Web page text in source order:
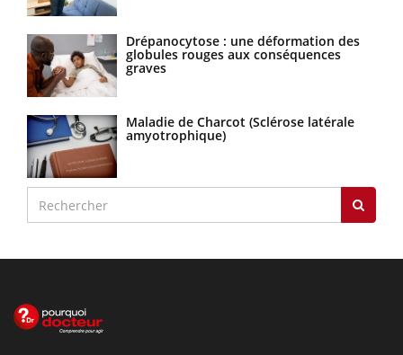
Drépanocytose : une déformation des
globules rouges aux conséquences
graves
Maladie de Charcot (Sclérose latérale
amyotrophique)